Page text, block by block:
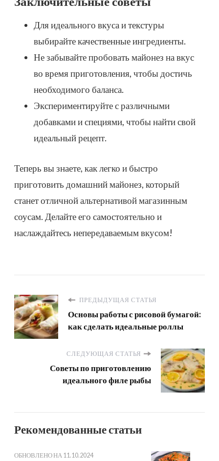
Для идеального вкуса и текстуры
выбирайте качественные ингредиенты.
Не забывайте пробовать майонез на вкус
во время приготовления, чтобы достичь
необходимого баланса.
Экспериментируйте с различными
добавками и специями, чтобы найти свой
идеальный рецепт.
Теперь вы знаете, как легко и быстро
приготовить домашний майонез, который
станет отличной альтернативой магазинным
соусам. Делайте его самостоятельно и
наслаждайтесь непередаваемым вкусом!
ПРЕДЫДУЩАЯ СТАТЬЯ
Основы работы с рисовой бумагой:
как сделать идеальные роллы
СЛЕДУЮЩАЯ СТАТЬЯ
Советы по приготовлению
идеального филе рыбы
Рекомендованные статьи
ОБНОВЛЕНО НА 11.10.2024